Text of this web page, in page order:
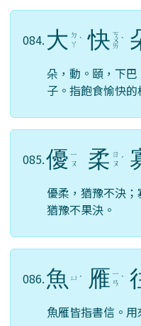
084. 大 ㄉ
ㄚ ˋ 快 ㄎ
ㄨ
ㄞ
ˋ
朵，動。頤，下
子。指飽食愉快
085.優 ㄧ
ㄡ
柔 ㄖ
ㄡ ˊ
優柔，猶豫不決
猶豫不果決。
086.魚 ㄩ ˊ 雁 ㄧ
ㄢ ˋ
魚雁皆指書信。用